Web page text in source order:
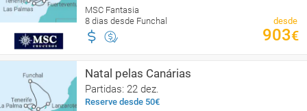
MSC Fantasia
8 dias desde Funchal
desde
903€
Natal pelas Canárias
Partidas: 22 dez.
Reserve desde 50€